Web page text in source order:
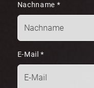
Nachname *
E-Mail*